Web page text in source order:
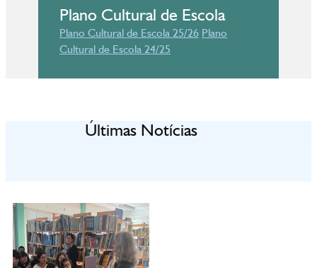
Plano Cultural de Escola
Plano Cultural de Escola 25/26 Plano
Cultural de Escola 24/25
Últimas Notícias